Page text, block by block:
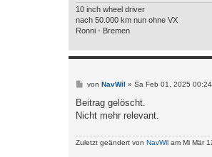
10 inch wheel driver
nach 50.000 km nun ohne VX
Ronni - Bremen
B
i
r
g
von NavWil » Sa Feb 01, 2025
Beitrag gelöscht.
Nicht mehr relevant.
Zuletzt geändert von NavWil am Mi Mär